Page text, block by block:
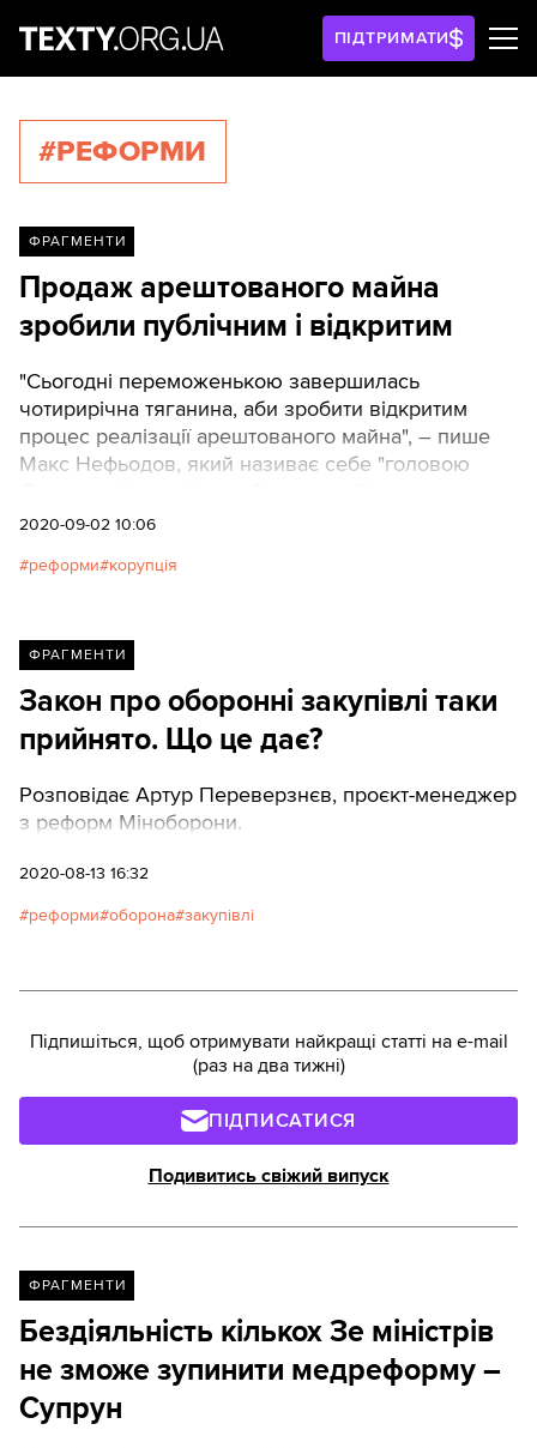
ПІДТРИМАТИ
#РЕФОРМИ
ФРАГМЕНТИ
Продаж арештованого майна
зробили публічним і відкритим
"Сьогодні переможенькою завершилась
чотирирічна тяганина, аби зробити відкритим
процес реалізації арештованого майна", – пише
Макс Нефьодов, який називає себе "головою
2020-09-02 10:06
реформи корупція
ФРАГМЕНТИ
Закон про оборонні закупівлі таки
прийнято. Що це дає?
Розповідає Артур Переверзнєв, проєкт-менеджер
з реформ Міноборони.
2020-08-13 16:32
реформи оборона закупівлі
Підпишіться, щоб отримувати найкращі статті на e-mail
(раз на два тижні)
ПІДПИСАТИСЯ
Подивитись свіжий випуск
ФРАГМЕНТИ
Бездіяльність кількох Зе міністрів
не зможе зупинити медреформу –
Супрун